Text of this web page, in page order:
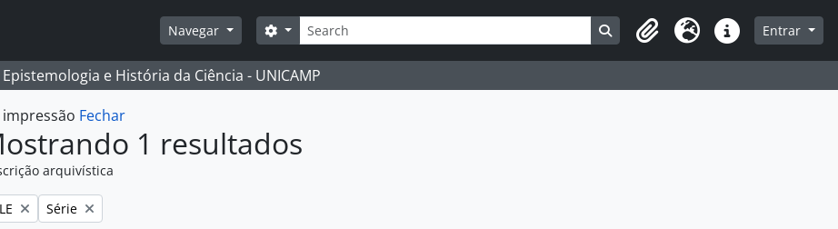
Navegar
Buscar
Opções de busca Busque na página de navegação
Clipboard
Idioma Atalhos Entrar
e História da Ciência - UNICAMP
Fechar
1 resultados
arquivística
Remover filtro:
Série